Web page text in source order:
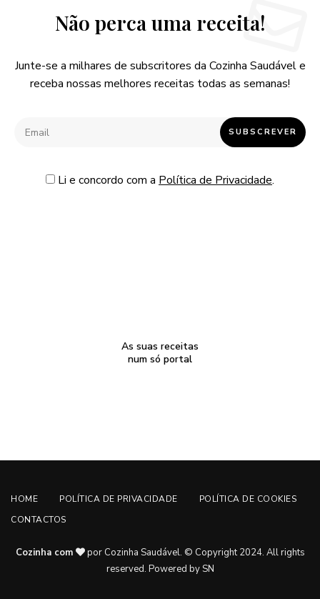
Não perca uma receita!
Junte-se a milhares de subscritores da Cozinha Saudável e
receba nossas melhores receitas todas as semanas!
Li e concordo com a Política de Privacidade.
As suas receitas
num só portal
HOME POLÍTICA DE PRIVACIDADE
POLÍTICA DE COOKIES
CONTACTOS
Cozinha com
por Cozinha Saudável. © Copyright 2024. All rights
reserved. Powered by SN